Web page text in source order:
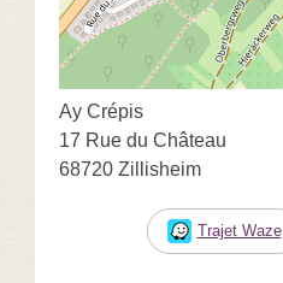
Ay Crépis
17 Rue du Château
68720 Zillisheim
Trajet Waze